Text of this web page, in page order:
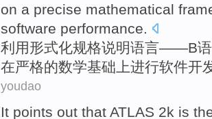
on a precise mathematical
software performance.
利用形式化规格说明语言——B
在严格的数学基础 上进行软件开
youdao
It points out that ATLAS 2k is